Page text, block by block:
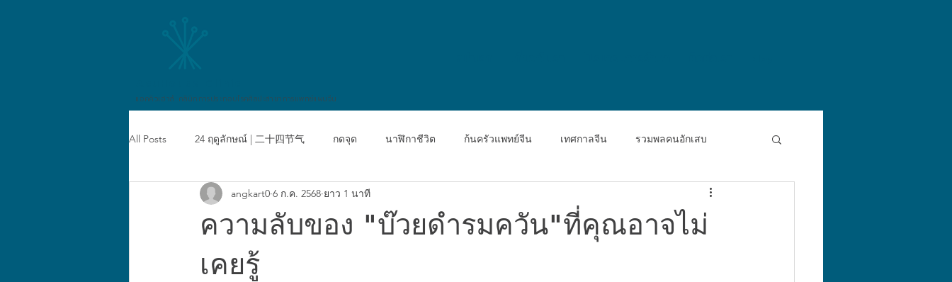
แอคคิวเฮาส์ คลินิกการประกอบโรคศิลปะสาขาการแพทย์แผนจีน
All Posts 24 ฤดูลักษณ์ | 二十四节气 กดจุด นาฬิกาชีวิต ก้นครัวแพทย์จีน เทศกาลจีน รวมพลคนอักเสบ
หนังสือพิมพ์แอคคิวเฮาส์ ผลิตภัณฑ์คลินิก แอคคิวเฮิร์บส์: Acu
ความลับของ "บ๊วยดำรมควัน"ที่คุณอาจไม่
เคยรู้
angkart0 6 ก.ค. 2568 ยาว 1 นาที